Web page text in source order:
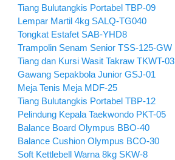
Tiang Bulutangkis Portabel TBP-09
Lempar Martil 4kg SALQ-TG040
Tongkat Estafet SAB-YHD8
Trampolin Senam Senior TSS-125-GW
Tiang dan Kursi Wasit Takraw TKWT-03
Gawang Sepakbola Junior GSJ-01
Meja Tenis Meja MDF-25
Tiang Bulutangkis Portabel TBP-12
Pelindung Kepala Taekwondo PKT-05
Balance Board Olympus BBO-40
Balance Cushion Olympus BCO-30
Soft Kettlebell Warna 8kg SKW-8